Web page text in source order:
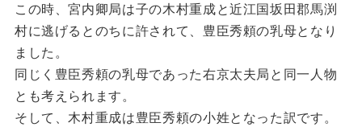
この時、宮内卿局は子の木村重成と近江国坂田郡馬渕
村に逃げるとのちに許されて、豊臣秀頼の乳母となり
ました。
同じく豊臣秀頼の乳母であった右京太夫局と同一人物
とも考えられます。
そして、木村重成は豊臣秀頼の小姓となった訳です。